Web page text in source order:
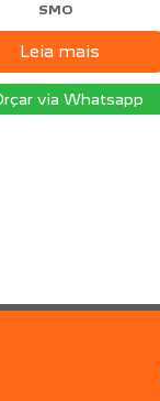
SMO
Leia mais
via Whatsapp